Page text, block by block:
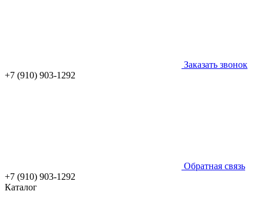
Заказать звонок
+7 (910) 903-1292
Обратная связь
+7 (910) 903-1292
Каталог